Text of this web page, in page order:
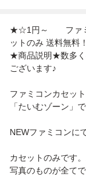
★☆1円～ ファミ
ットのみ 送料無
★商品説明★数多く
ございます♪
ファミコンカセッ
「たいむゾーン」で
NEWファミコンに
カセットのみです
写真のものが全てで